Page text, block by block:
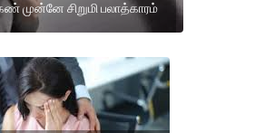
சிறுமி பலாத்காரம்